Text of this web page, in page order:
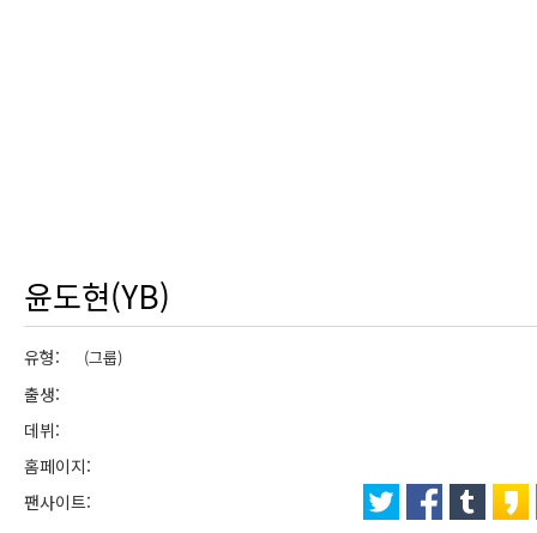
윤도현(YB)
유형: (그룹)
출생:
데뷔:
홈페이지:
팬사이트: